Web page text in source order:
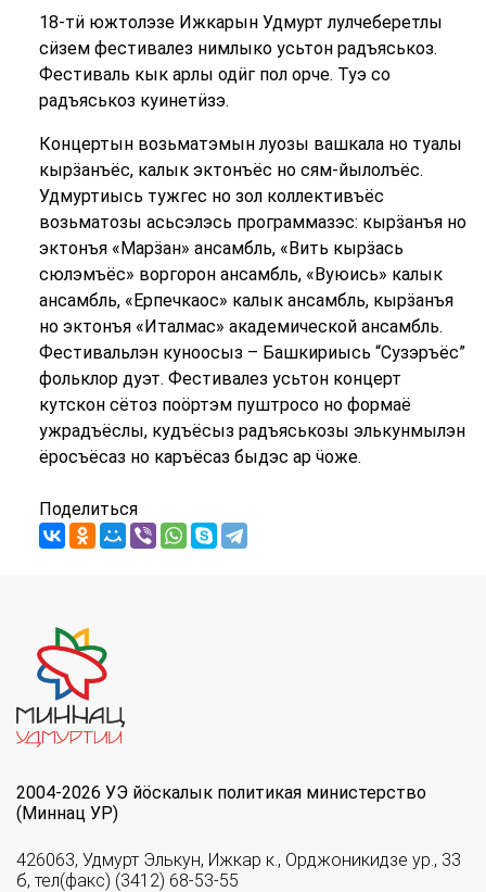
18-тӥ южтолэзе Ижкарын Удмурт лулчеберетлы
сӥзем фестивалез нимлыко усьтон радъяськоз.
Фестиваль кык арлы одӥг пол орче. Туэ со
радъяськоз куинетӥзэ.
Концертын возьматэмын луозы вашкала но туалы
кырӟанъёс, калык эктонъёс но сям-йылолъёс.
Удмуртиысь тужгес но зол коллективъёс
возьматозы асьсэлэсь программазэс: кырӟанъя но
эктонъя «Марӟан» ансамбль, «Вить кырӟась
сюлэмъёс» воргорон ансамбль, «Вуюись» калык
ансамбль, «Ерпечкаос» калык ансамбль, кырӟанъя
но эктонъя «Италмас» академической ансамбль.
Фестивальлэн куноосыз – Башкириысь “Сузэръёс”
фольклор дуэт. Фестивалез усьтон концерт
кутскон сётоз поӧртэм пуштросо но формаё
ужрадъёслы, кудъёсыз радъяськозы элькунмылэн
ёросъёсаз но каръёсаз быдэс ар ӵоже.
Поделиться
2004-2026 УЭ йöскалык политикая министерство
(Миннац УР)
426063, Удмурт Элькун, Ижкар к., Орджоникидзе ур., 33
б, тел(факс) (3412) 68-53-55